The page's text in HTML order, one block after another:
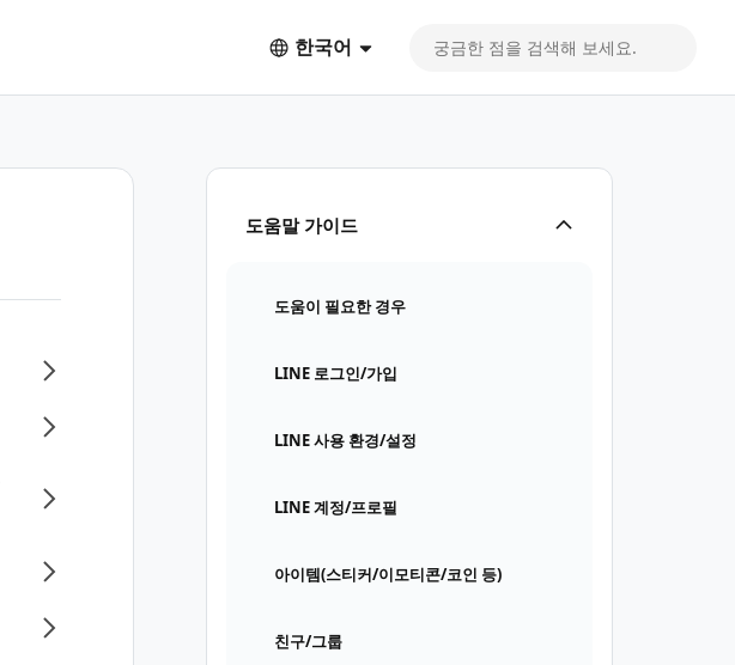
한국어
도움말 가이드
도움이 필요한 경우
LINE 로그인/가입
LINE 사용 환경/설정
LINE 계정/프로필
아이템(스티커/이모티콘/코인 등)
친구/그룹